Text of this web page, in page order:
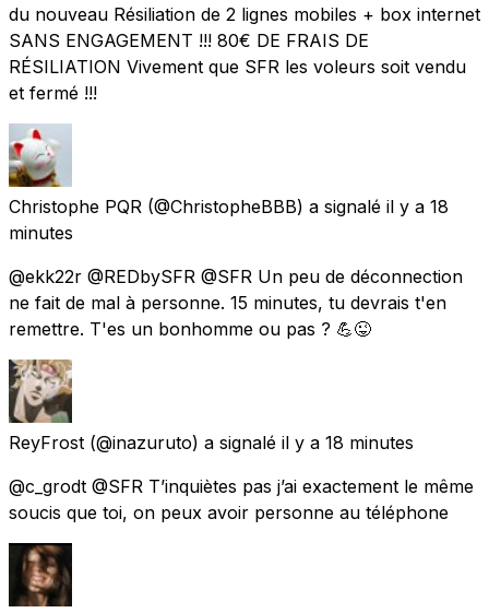
du nouveau Résiliation de 2 lignes mobiles + box internet
SANS ENGAGEMENT !!! 80€ DE FRAIS DE
RÉSILIATION Vivement que SFR les voleurs soit vendu
et fermé !!!
Christophe PQR (@ChristopheBBB) a signalé il y a 18
minutes
@ekk22r @REDbySFR @SFR Un peu de déconnection
ne fait de mal à personne. 15 minutes, tu devrais t'en
remettre. T'es un bonhomme ou pas ? 💪😜
ReyFrost (@inazuruto) a signalé il y a 18 minutes
@c_grodt @SFR T’inquiètes pas j’ai exactement le même
soucis que toi, on peux avoir personne au téléphone